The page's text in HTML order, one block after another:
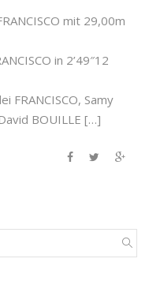
mit 29,00m
in 2’49″12
FRANCISCO, Samy
BOUILLE […]